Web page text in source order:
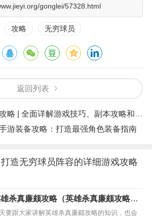
gonglei/57328.html
攻略 无穷球员
返回列表
| 全面详解游戏技巧、副本攻略和装备选择
游装备攻略：打造最强角色装备指南
造无穷球员阵容的详细游戏攻略
杀真廉颇攻略（英雄杀真廉颇攻略视
）要跟大家讲解英雄杀真廉颇攻略的知识，也会